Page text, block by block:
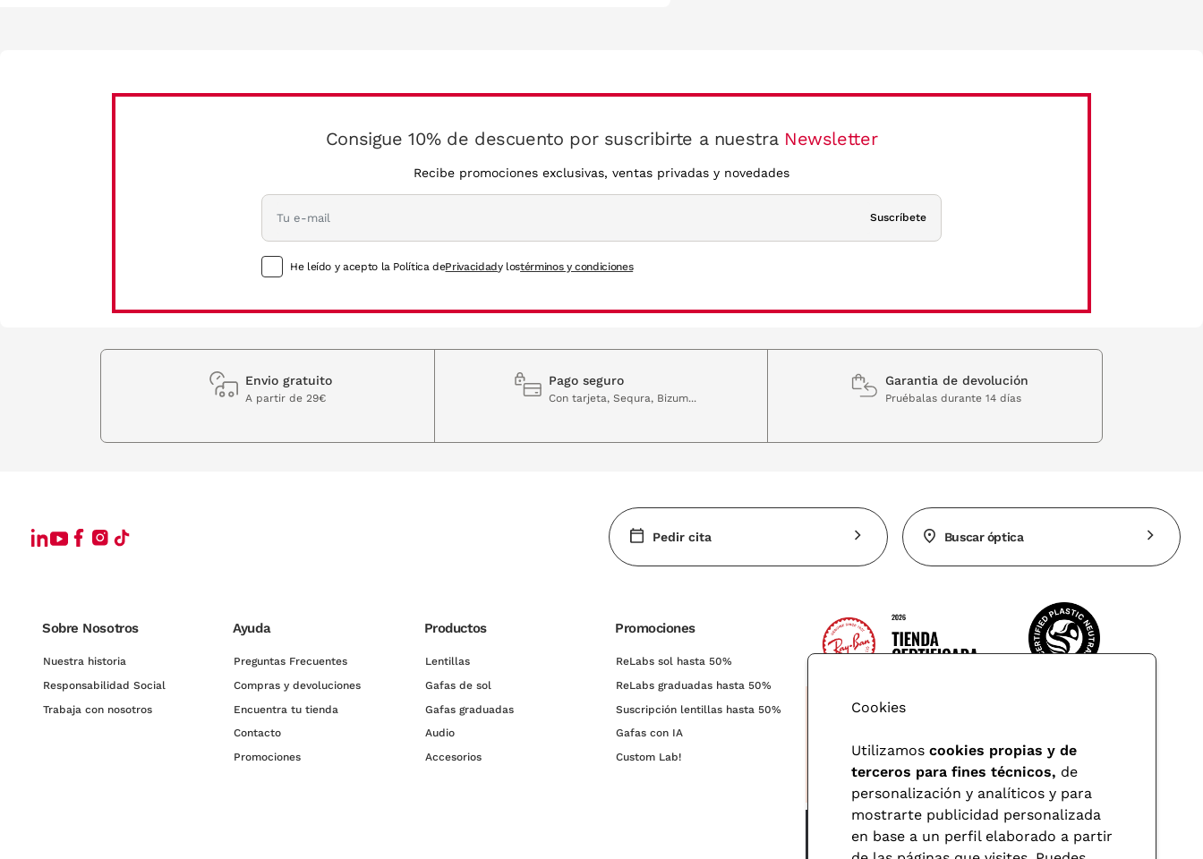
Consigue 10% de descuento por suscribirte a nuestra Newsletter
Recibe promociones exclusivas, ventas privadas y novedades
Suscríbete
He leído y acepto la Política dePrivacidady lostérminos y condiciones
Envio gratuito
A partir de 29€
Pago seguro
Con tarjeta, Sequra, Bizum...
Garantia de devolución
Pruébalas durante 14 días
Pedir cita Buscar óptica
Sobre Nosotros
Nuestra historia
Responsabilidad Social
Trabaja con nosotros
Ayuda
Preguntas Frecuentes
Compras y devoluciones
Encuentra tu tienda
Contacto
Promociones
Productos
Lentillas
Gafas de sol
Gafas graduadas
Audio
Accesorios
Promociones
ReLabs sol hasta 50%
ReLabs graduadas hasta 50%
Suscripción lentillas hasta 50%
Gafas con IA
Custom Lab!
Cookies
Utilizamos cookies propias y de
terceros para fines técnicos, de
personalización y analíticos y para
mostrarte publicidad personalizada
en base a un perfil elaborado a partir